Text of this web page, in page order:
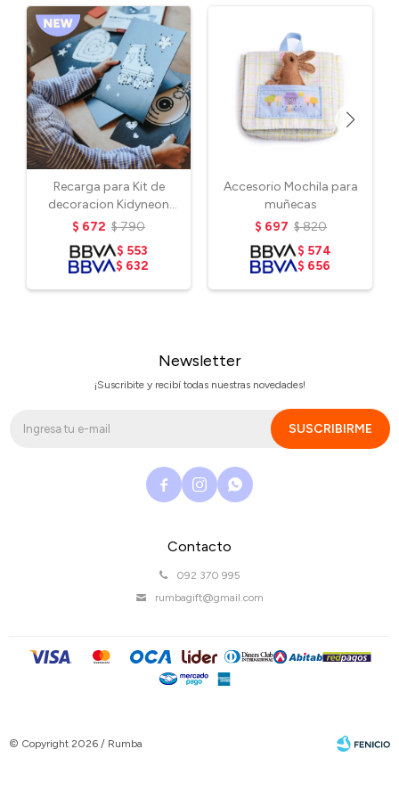
Recarga para Kit de
decoracion Kidyneon
Kidywolf - Happy
$ 672 $790
$ 553
$ 632
Accesorio Mochila para
muñecas
$ 697 $820
$ 574
$ 656
Contacto
092 370 995
rumbagift@gmail.com
Newsletter
¡Suscribite y recibí todas nuestras novedades!
SUSCRIBIRME
  
© Copyright 2026 / Rumba